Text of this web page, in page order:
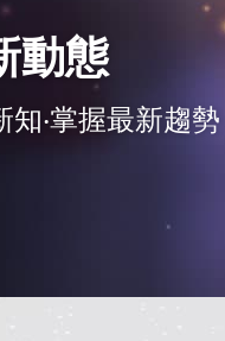
動態
‧掌握最新趨勢